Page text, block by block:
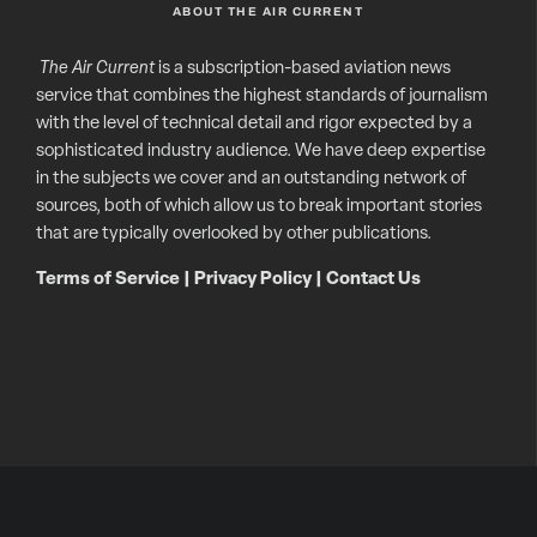
ABOUT THE AIR CURRENT
The Air Currentis a subscription-based aviation news
service that combines the highest standards of journalism
with the level of technical detail and rigor expected by a
sophisticated industry audience. We have deep expertise
in the subjects we cover and an outstanding network of
sources, both of which allow us to break important stories
that are typically overlooked by other publications.
Terms of Service Privacy Policy| Contact Us